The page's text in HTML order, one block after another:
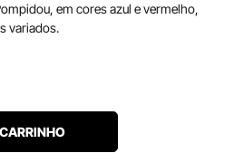
em cores azul e vermelho,
variados.